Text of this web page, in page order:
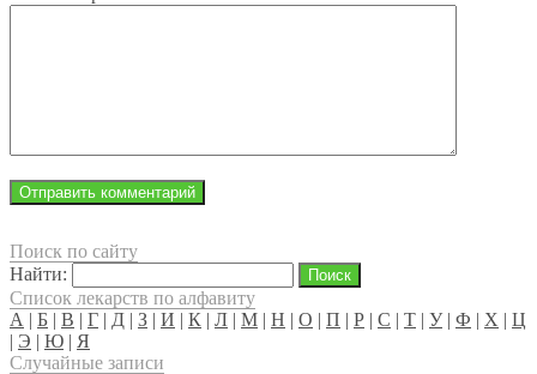
Поиск по сайту
Найти:
Список лекарств по алфавиту
А | Б | В | Г | Д | З | И | К | Л | М | Н | О | П | Р | С | Т | У| Ф | Х | Ц
| Э | Ю | Я
Случайные записи